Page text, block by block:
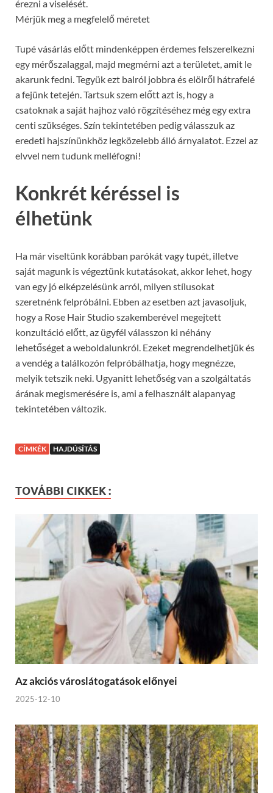
érezni a viselését.
Mérjük meg a megfelelő méretet
Tupé vásárlás előtt mindenképpen érdemes felszerelkezni
egy mérőszalaggal, majd megmérni azt a területet, amit le
akarunk fedni. Tegyük ezt balról jobbra és elölről hátrafelé
a fejünk tetején. Tartsuk szem előtt azt is, hogy a
csatoknak a saját hajhoz való rögzítéséhez még egy extra
centi szükséges. Szín tekintetében pedig válasszuk az
eredeti hajszínünkhöz legközelebb álló árnyalatot. Ezzel az
elvvel nem tudunk melléfogni!
Konkrét kéréssel is
élhetünk
Ha már viseltünk korábban parókát vagy tupét, illetve
saját magunk is végeztünk kutatásokat, akkor lehet, hogy
van egy jó elképzelésünk arról, milyen stílusokat
szeretnénk felpróbálni. Ebben az esetben azt javasoljuk,
hogy a Rose Hair Studio szakemberével megejtett
konzultáció előtt, az ügyfél válasszon ki néhány
lehetőséget a weboldalunkról. Ezeket megrendelhetjük és
a vendég a találkozón felpróbálhatja, hogy megnézze,
melyik tetszik neki. Ugyanitt lehetőség van a szolgáltatás
árának megismerésére is, ami a felhasznált alapanyag
tekintetében változik.
CÍMKÉK HAJDÚSÍTÁS
TOVÁBBI CIKKEK :
Az akciós városlátogatások előnyei
2025-12-10